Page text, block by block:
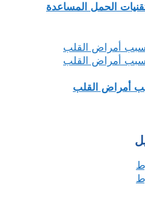
لتقنيات الحمل المساعدة
أمراض القلب